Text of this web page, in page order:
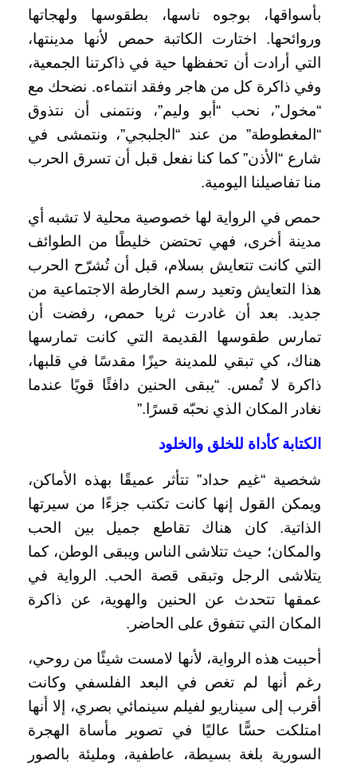
بأسواقها، بوجوه ناسها، بطقوسها ولهجاتها
وروائحها. اختارت الكاتبة حمص لأنها مدينتها،
التي أرادت أن تحفظها حية في ذاكرتنا الجمعية،
وفي ذاكرة كل من هاجر وفقد انتماءه. نضحك مع
“مخول”، نحب “أبو وليم”، ونتمنى أن نتذوق
“المغطوطة” من عند “الجلبجي”، ونتمشى في
شارع “الأذن” كما كنا نفعل قبل أن تسرق الحرب
منا تفاصيلنا اليومية.
حمص في الرواية لها خصوصية محلية لا تشبه أي
مدينة أخرى، فهي تحتضن خليطًا من الطوائف
التي كانت تتعايش بسلام، قبل أن تُشرّح الحرب
هذا التعايش وتعيد رسم الخارطة الاجتماعية من
جديد. بعد أن غادرت ثريا حمص، رفضت أن
تمارس طقوسها القديمة التي كانت تمارسها
هناك، كي تبقي للمدينة حيزًا مقدسًا في قلبها،
ذاكرة لا تُمس. “يبقى الحنين دافئًا قويًا عندما
نغادر المكان الذي نحبّه قسرًا.”
الكتابة كأداة للخلق والخلود
شخصية “غيم حداد” تتأثر عميقًا بهذه الأماكن،
ويمكن القول إنها كانت تكتب جزءًا من سيرتها
الذاتية. كان هناك تقاطع جميل بين الحب
والمكان؛ حيث تتلاشى الناس ويبقى الوطن، كما
يتلاشى الرجل وتبقى قصة الحب. الرواية في
عمقها تتحدث عن الحنين والهوية، عن ذاكرة
المكان التي تتفوق على الحاضر.
أحببت هذه الرواية، لأنها لامست شيئًا من روحي،
رغم أنها لم تغص في البعد الفلسفي وكانت
أقرب إلى سيناريو لفيلم سينمائي بصري، إلا أنها
امتلكت حسًّا عاليًا في تصوير مأساة الهجرة
السورية بلغة بسيطة، عاطفية، ومليئة بالصور